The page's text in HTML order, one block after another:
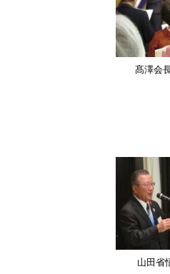
髙澤会長
山田省悟